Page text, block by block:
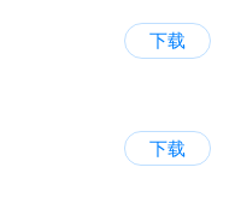
下载
下载